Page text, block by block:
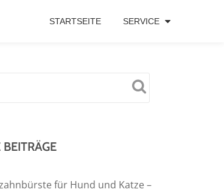
STARTSEITE SERVICE
für Hund und Katze –